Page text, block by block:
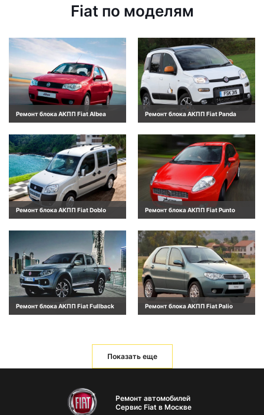
Fiat по моделям
Ремонт блока АКПП Fiat Albea Ремонт блока АКПП Fiat Panda
Ремонт блока АКПП Fiat Doblo Ремонт блока АКПП Fiat Punto
Ремонт блока АКПП Fiat Fullback Ремонт блока АКПП Fiat Palio
Показать еще
Ремонт автомобилей
Сервис Fiat в Москве